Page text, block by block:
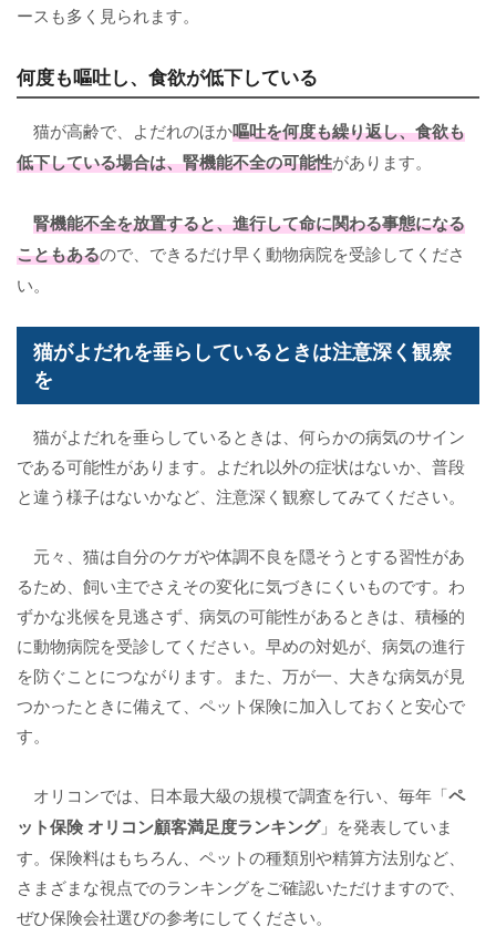
ースも多く見られます。
何度も嘔吐し、食欲が低下している
猫が高齢で、よだれのほか嘔吐を何度も繰り返し、食欲も
低下している場合は、腎機能不全の可能性があります。
腎機能不全を放置すると、進行して命に関わる事態になる
こともあるので、できるだけ早く動物病院を受診してくださ
い。
猫がよだれを垂らしているときは注意深く観察
を
猫がよだれを垂らしているときは、何らかの病気のサイン
である可能性があります。よだれ以外の症状はないか、普段
と違う様子はないかなど、注意深く観察してみてください。
元々、猫は自分のケガや体調不良を隠そうとする習性があ
るため、飼い主でさえその変化に気づきにくいものです。わ
ずかな兆候を見逃さず、病気の可能性があるときは、積極的
に動物病院を受診してください。早めの対処が、病気の進行
を防ぐことにつながります。また、万が一、大きな病気が見
つかったときに備えて、ペット保険に加入しておくと安心で
す。
オリコンでは、日本最大級の規模で調査を行い、毎年「ペ
ット保険 オリコン顧客満足度ランキング」を発表していま
す。保険料はもちろん、ペットの種類別や精算方法別など、
さまざまな視点でのランキングをご確認いただけますので、
ぜひ保険会社選びの参考にしてください。